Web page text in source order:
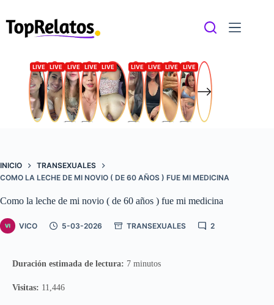
contenido
INICIO
TRANSEXUALES
COMO LA LECHE DE MI NOVIO ( DE 60 AÑOS ) FUE MI MEDICINA
Como la leche de mi novio ( de 60 años ) fue mi medicina
VICO 5-03-2026 TRANSEXUALES 2
Duración estimada de lectura: 7 minutos
Visitas: 11,446